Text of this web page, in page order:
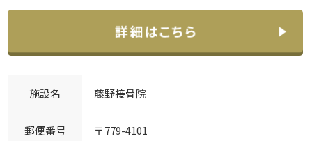
施設名 藤野接骨院
郵便番号 〒779-4101